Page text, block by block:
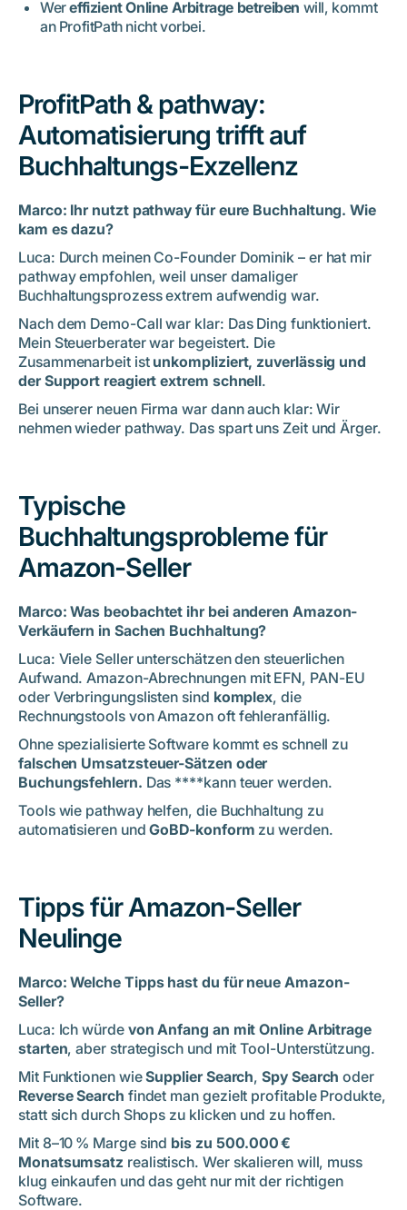
Wereffizient Online Arbitrage betreiben will, kommt
an ProfitPath nicht vorbei.
ProfitPath & pathway:
Automatisierung trifft auf
Buchhaltungs-Exzellenz
Marco: Ihr nutzt pathway für eure Buchhaltung. Wie
kam es dazu?
Luca: Durch meinen Co-Founder Dominik – er hat mir
pathway empfohlen, weil unser damaliger
Buchhaltungsprozess extrem aufwendig war.
Nach dem Demo-Call war klar: Das Ding funktioniert.
Mein Steuerberater war begeistert. Die
Zusammenarbeit ist unkompliziert, zuverlässig und
der Support reagiert extrem schnell.
Bei unserer neuen Firma war dann auch klar: Wir
nehmen wieder pathway. Das spart uns Zeit und Ärger.
Typische
Buchhaltungsprobleme für
Amazon-Seller
Marco: Was beobachtet ihr bei anderen Amazon-
Verkäufern in Sachen Buchhaltung?
Luca: Viele Seller unterschätzen den steuerlichen
Aufwand. Amazon-Abrechnungen mit EFN, PAN-EU
oder Verbringungslisten sind komplex, die
Rechnungstools von Amazon oft fehleranfällig.
Ohne spezialisierte Software kommt es schnell zu
falschen Umsatzsteuer-Sätzen oder
Buchungsfehlern. Das ****kann teuer werden.
Tools wie pathway helfen, die Buchhaltung zu
automatisieren undGoBD-konform zu werden.
Tipps für Amazon-Seller
Neulinge
Marco: Welche Tipps hast du für neue Amazon-
Seller?
Luca: Ich würde von Anfang an mit Online Arbitrage
starten, aber strategisch und mit Tool-Unterstützung.
Mit Funktionen wieSupplier Search,Spy Search oder
Reverse Search findet man gezielt profitable Produkte,
statt sich durch Shops zu klicken und zu hoffen.
Mit 8–10 % Marge sind bis zu 500.000 €
Monatsumsatz realistisch. Wer skalieren will, muss
klug einkaufen und das geht nur mit der richtigen
Software.